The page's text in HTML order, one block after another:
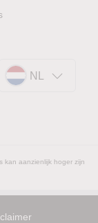
NL
kan aanzienlijk hoger zijn